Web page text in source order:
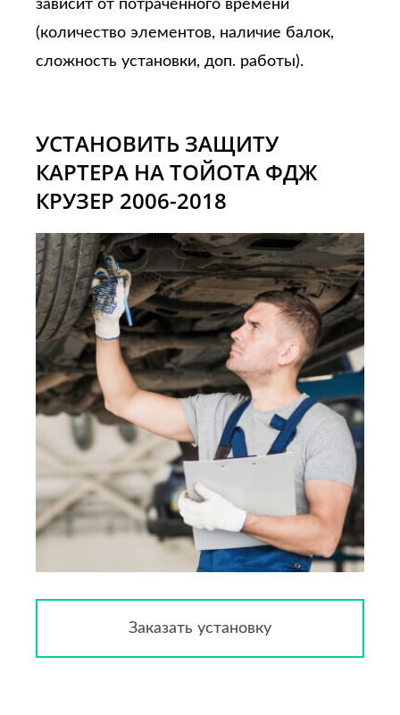
УСТАНОВИТЬ ЗАЩИТУ
КАРТЕРА НА ТОЙОТА ФДЖ
КРУЗЕР 2006-2018
Заказать установку
зависит от потраченного времени
(количество элементов, наличие балок,
сложность установки, доп. работы).